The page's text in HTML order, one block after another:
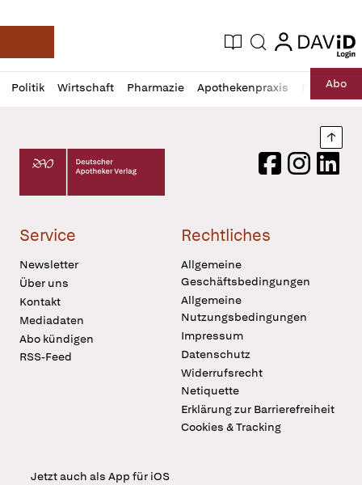
Deutsche Apotheker Zeitung
Aktuelle Ausgabe
Suche login
login
Politik Wirtschaft Pharmazie Apothekenpraxis RechtAbo
Profil
öffnen
Daz
Pur
Deutscher Apotheker Verlag Logo
FacebookInstagram
Service
Newsletter
Über uns
Kontakt
Mediadaten
Abo kündigen
RSS-Feed
Rechtliches
Allgemeine
Geschäftsbedingungen
Allgemeine
Nutzungsbedingungen
Impressum
Datenschutz
Widerrufsrecht
Netiquette
Erklärung zur Barrierefreiheit
Cookies & Tracking
Jetzt auch als App für iOS